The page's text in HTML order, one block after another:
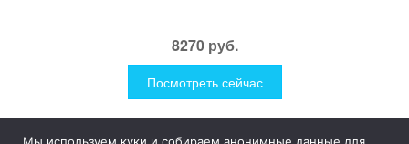
8270 руб.
Посмотреть сейчас